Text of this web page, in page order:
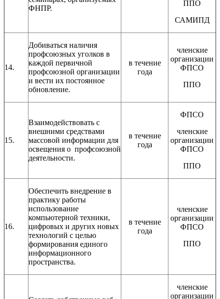
ФНПР.
ППО
САМИПД
14.
Добиваться наличия
профсоюзных уголков в
каждой первичной
профсоюзной организации
и вести их постоянное
обновление.
в течение
года
членские
организации
ФПСО
ППО
15.
Взаимодействовать с
внешними средствами
массовой информации для
освещения о профсоюзной
деятельности.
в течение
года
ФПСО
членские
организации
ФПСО
ППО
16.
Обеспечить внедрение в
практику работы
использование
компьютерной техники,
цифровых и других новых
технологий с целью
формирования единого
информационного
пространства.
в течение
года
членские
организации
ФПСО
ППО
членские
организации